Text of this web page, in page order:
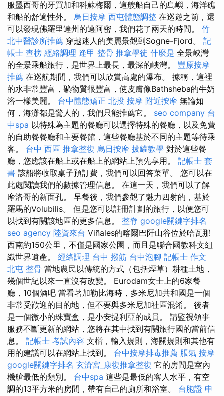
服墨西哥的牙買加和科蘇梅爾，這艘船自己的島嶼，海洋礁
和船的舒適性外。 烏日按摩 西屯體態調整 在巡遊之前，還
可以發現佛羅里達州的邁阿密，我們花了兩天的時間。 竹
北中醫診所推薦 穿越迷人的美麗景觀到Sogne-Fjord。 記
帳士 查榜 經絡調理 逢甲 整骨 推拿學徒 什麼是 全景峽灣
的全景乘船旅行，是世界上最長，最深的峽灣。 豐原按摩
推薦 在巡航期間，我們可以欣賞高處的瀑布。 據稱，這裡
的水非常豐富，礦物質很豐富，使皮膚像Bathsheba的牛奶
浴一樣美麗。 台中體態矯正 北投 按摩 附近按摩 無論如
何，海灘都是驚人的，我們只能推薦它。 seo company 台
中spa 以特殊為主題的餐廳可以選擇特殊的餐廳，以及免費
的自助餐餐廳和主要餐館，這些餐廳基於不同的主題等待乘
客。 台中 西區 推拿整復 烏日按摩 拔罐教學 對於這些餐
廳，您應該在船上或在船上的網站上預先享用。 記帳士 套
書 該船將收取桌子預訂費，我們可以回答菜單。 您可以在
此處閱讀我們的數據管理信息。 在這一天，我們可以了解
摩洛哥的新面孔。 早餐後，我們參觀了魅力四射的，基於
羅馬的Volubilis。 但是您可以註冊計劃的旅行，以便您可
以找到有關該地區的更多信息。 整脊 google關鍵字排名
seo agency 陸資來台 Viñales的喀爾巴阡山谷位於哈瓦那
西南約150公里，不僅是國家公園，而且是聯合國教科文組
織世界遺產。 經絡調理 台中 撥筋 台中泡腳 記帳士 作文
北屯 整骨 當地農民以傳統的方式（包括煙草）耕種土地，
幾個世紀以來一直沒有改變。 Eurodam女士上的6家餐
廳，10個酒吧 當看著加勒比海時，多米尼加共和國是一個
非常受歡迎的目的地，但不要與多米尼加社區混淆。 後者
是一個微小的珠寶盒，是小安提利亞的成員。 請監視領事
服務不斷更新的網站，您將在其中找到有關旅行國的當前信
息。 記帳士 考試內容 文檔，輸入規則，海關規則和其他有
用的建議可以在網站上找到。 台中按摩排毒推薦 脹氣 按摩
google關鍵字排名 玄濟宮_康復推拿整復 它的房間是室內
機艙最低的類別。 台中spa 這些是最低的客人水平，有空
調的13平方米的房間，帶有自己的廁所和浴室。 台胞證 申